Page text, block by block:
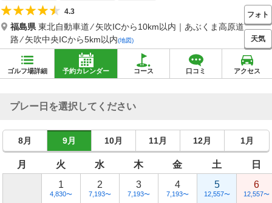
4.3
福島県東北自動車道 ⁄ 矢吹ICから10km以内｜あぶくま高原道
路 ⁄ 矢吹中央ICから5km以内(地図)
フォト
天気
ゴルフ場詳細 予約カレンダー コース 口コミ アクセス
プレー日を選択してください
8月 9月 10月 11月 12月 1月
月 火 水 木 金 土
日
1
4,830〜
2
7,193〜
3
7,193〜
4
7,193〜
5
12,557〜
6
12,557〜